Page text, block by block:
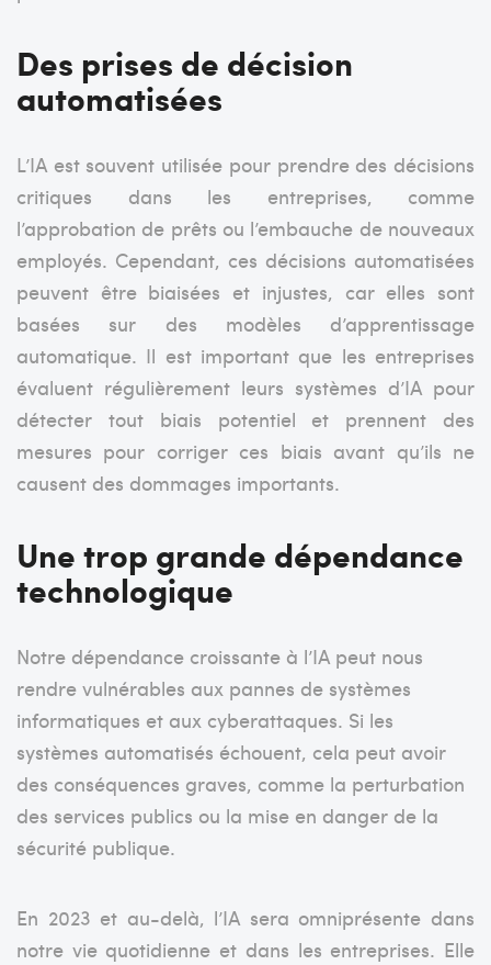
Des prises de décision
automatisées
L’IA est souvent utilisée pour prendre des décisions
critiques dans les entreprises, comme
l’approbation de prêts ou l’embauche de nouveaux
employés. Cependant, ces décisions automatisées
peuvent être biaisées et injustes, car elles sont
basées sur des modèles d’apprentissage
automatique. Il est important que les entreprises
évaluent régulièrement leurs systèmes d’IA pour
détecter tout biais potentiel et prennent des
mesures pour corriger ces biais avant qu’ils ne
causent des dommages importants.
Une trop grande dépendance
technologique
Notre dépendance croissante à l’IA peut nous
rendre vulnérables aux pannes de systèmes
informatiques et aux cyberattaques. Si les
systèmes automatisés échouent, cela peut avoir
des conséquences graves, comme la perturbation
des services publics ou la mise en danger de la
sécurité publique.
En 2023 et au-delà, l’IA sera omniprésente dans
notre vie quotidienne et dans les entreprises. Elle